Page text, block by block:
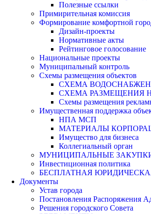
Полезные ссылки
Примирительная комиссия
Формирование комфортной
Дизайн-проекты
Нормативные акты
Рейтинговое голосование
Национальные проекты
Муниципальный контроль
Схемы размещения объектов
СХЕМА
СХЕМА РАЗМЕЩЕНИЯ
Схемы размещения
Имущественная поддержка
НПА МСП
МАТЕРИАЛЫ
Имущество для бизнеса
Коллегиальный орган
МУНИЦИПАЛЬНЫЕ
Инвестиционная политика
БЕСПЛАТНАЯ
Документы
Устав города
Постановления Распоряжения
Решения городского Совета